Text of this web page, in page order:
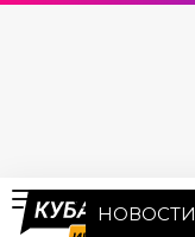
НОВОСТИ